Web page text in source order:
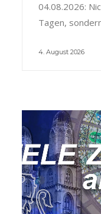
04.08.2026:
Tagen,
4. August 2026